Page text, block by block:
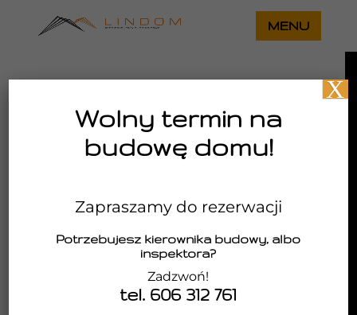
Rydułtowy – ściany
fundamentowe
gru 3, 2018
Wolny termin na
budowę domu!
Zapraszamy do rezerwacji
Potrzebujesz kierownika budowy, albo
inspektora?
Zadzwoń!
tel. 606 312 761
X